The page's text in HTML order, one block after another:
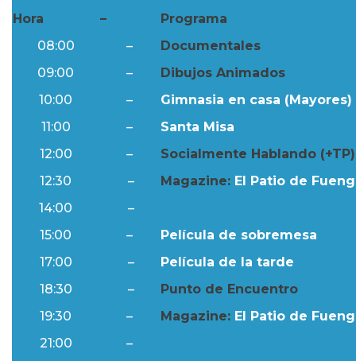
Hora –
Programa
08:00
–
Documentales
09:00
–
Dibujos Animados
10:00
–
Gimnasia en casa (Mayores)
11:00
–
Santa Misa
12:00
–
Socialmente Hablando (+TP)
12:30
– Magazine: El Patio de
14:00
–
15:00
–
Película de sobremesa
17:00
–
Película de la tarde
18:30
–
Punto de Encuentro
19:30
– Magazine: El Patio de
21:00
–